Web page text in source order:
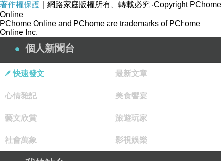
加，
haru檢討了一下決定：
日後的每一次義賣會正式開始前，
我會先發一篇文章預告，
有意參加義賣的朋友們可以在該篇文章以悄悄話
留下email，
等未來haru的義賣文章一刊出就會同步發信通
知。
雖然我也無法保證這樣就不會有愛心落空的時
著作權保護 ｜網路家庭版權所有、轉載必究 ‧Copyright PChome
Online
PChome Online and PChome are trademarks of PChome
Online Inc.
個人新聞台
快速發文 最新文章
心情雜記 美食饗宴
藝文欣賞 旅遊玩家
社會萬象 影視娛樂